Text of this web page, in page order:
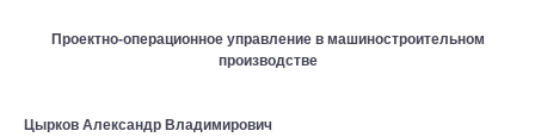
Проектно-операционное управление в машиностроительном
производстве
Цырков Александр Владимирович